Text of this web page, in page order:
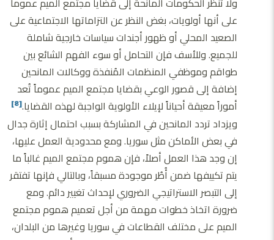
على أنها أولويات، بغض النظر عن التزاماتها الاجتماعية على
الصعيد المحلي أو ظهور أجندات سياسات خارجية شاملة
للجميع. وللأسف فإن التحامل أو سوء الفهم الشائع بين
طواقم وموظفي المنظمات المُنفذة ووكالات المانحين
إضافة إلى قصور الوعي بقضايا مجتمع الميم عموماً تُعد
أموراً معيقة أحياناً لإيلاء الأولوية الواجبة لهذه القضايا.[8]
ويزداد تردد المانحين في المشاركة بسبب احتمال إثارة جدال
في بعض الأماكن مثل سوريا. ومع محدودية العمل عليها،
إن وجد هذا العمل أصلاً، فإن هموم مجتمع الميم غالباً ما
يتم تكييفها ضمن أُطُر موجودة مسبقاً، وبالتالي فإنها تفتقر
إلى التبصر الاستراتيجي الضروري لإحداث تغيير دائم. ومع
ضرورة اتخاذ خطوات مهمة من أجل تعميم هموم مجتمع
الميم على مختلف القطاعات في سوريا وغيرها من البلدان،